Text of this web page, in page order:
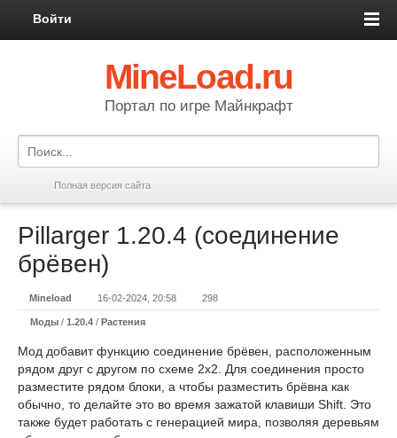
Войти
MineLoad.ru
Портал по игре Майнкрафт
Полная версия сайта
Pillarger 1.20.4 (соединение
брёвен)
Mineload 16-02-2024, 20:58 298
Моды / 1.20.4 / Растения
Мод добавит функцию соединение брёвен, расположенным
рядом друг с другом по схеме 2x2. Для соединения просто
разместите рядом блоки, а чтобы разместить брёвна как
обычно, то делайте это во время зажатой клавиши Shift. Это
также будет работать с генерацией мира, позволяя деревьям